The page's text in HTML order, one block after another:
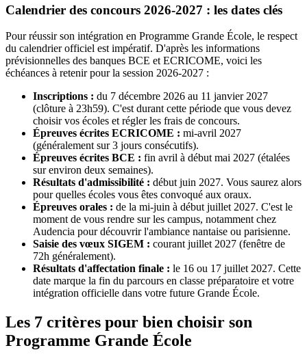
Calendrier des concours 2026-2027 : les dates clés
Pour réussir son intégration en Programme Grande École, le respect
du calendrier officiel est impératif. D'après les informations
prévisionnelles des banques BCE et ECRICOME, voici les
échéances à retenir pour la session 2026-2027 :
Inscriptions : du 7 décembre 2026 au 11 janvier 2027
(clôture à 23h59). C'est durant cette période que vous devez
choisir vos écoles et régler les frais de concours.
Épreuves écrites ECRICOME : mi-avril 2027
(généralement sur 3 jours consécutifs).
Épreuves écrites BCE : fin avril à début mai 2027 (étalées
sur environ deux semaines).
Résultats d'admissibilité : début juin 2027. Vous saurez alors
pour quelles écoles vous êtes convoqué aux oraux.
Épreuves orales : de la mi-juin à début juillet 2027. C'est le
moment de vous rendre sur les campus, notamment chez
Audencia pour découvrir l'ambiance nantaise ou parisienne.
Saisie des vœux SIGEM : courant juillet 2027 (fenêtre de
72h généralement).
Résultats d'affectation finale : le 16 ou 17 juillet 2027. Cette
date marque la fin du parcours en classe préparatoire et votre
intégration officielle dans votre future Grande École.
Les 7 critères pour bien choisir son
Programme Grande École